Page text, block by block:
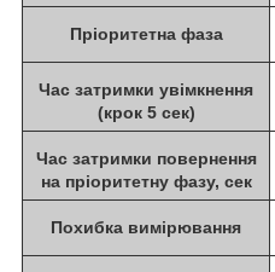
Пріоритетна фаза
Час затримки увімкнення
(крок 5 сек)
Час затримки повернення
на пріоритетну фазу, сек
Похибка вимірювання